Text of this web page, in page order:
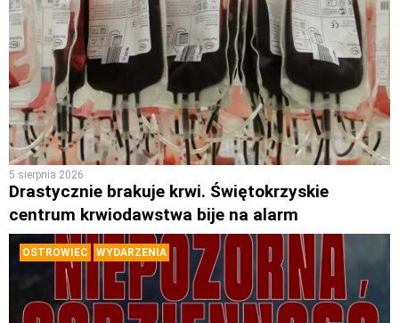
5 sierpnia 2026
Drastycznie brakuje krwi. Świętokrzyskie
centrum krwiodawstwa bije na alarm
OSTROWIEC WYDARZENIA